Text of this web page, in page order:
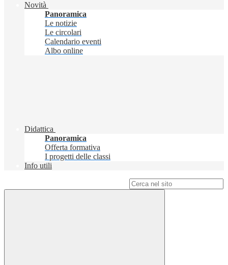
Novità
Panoramica
Le notizie
Le circolari
Calendario eventi
Albo online
Didattica
Panoramica
Offerta formativa
I progetti delle classi
Info utili